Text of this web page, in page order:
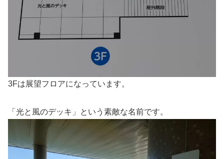
3Fは展望フロアになっています。
「光と風のデッキ」という素敵な名前です。